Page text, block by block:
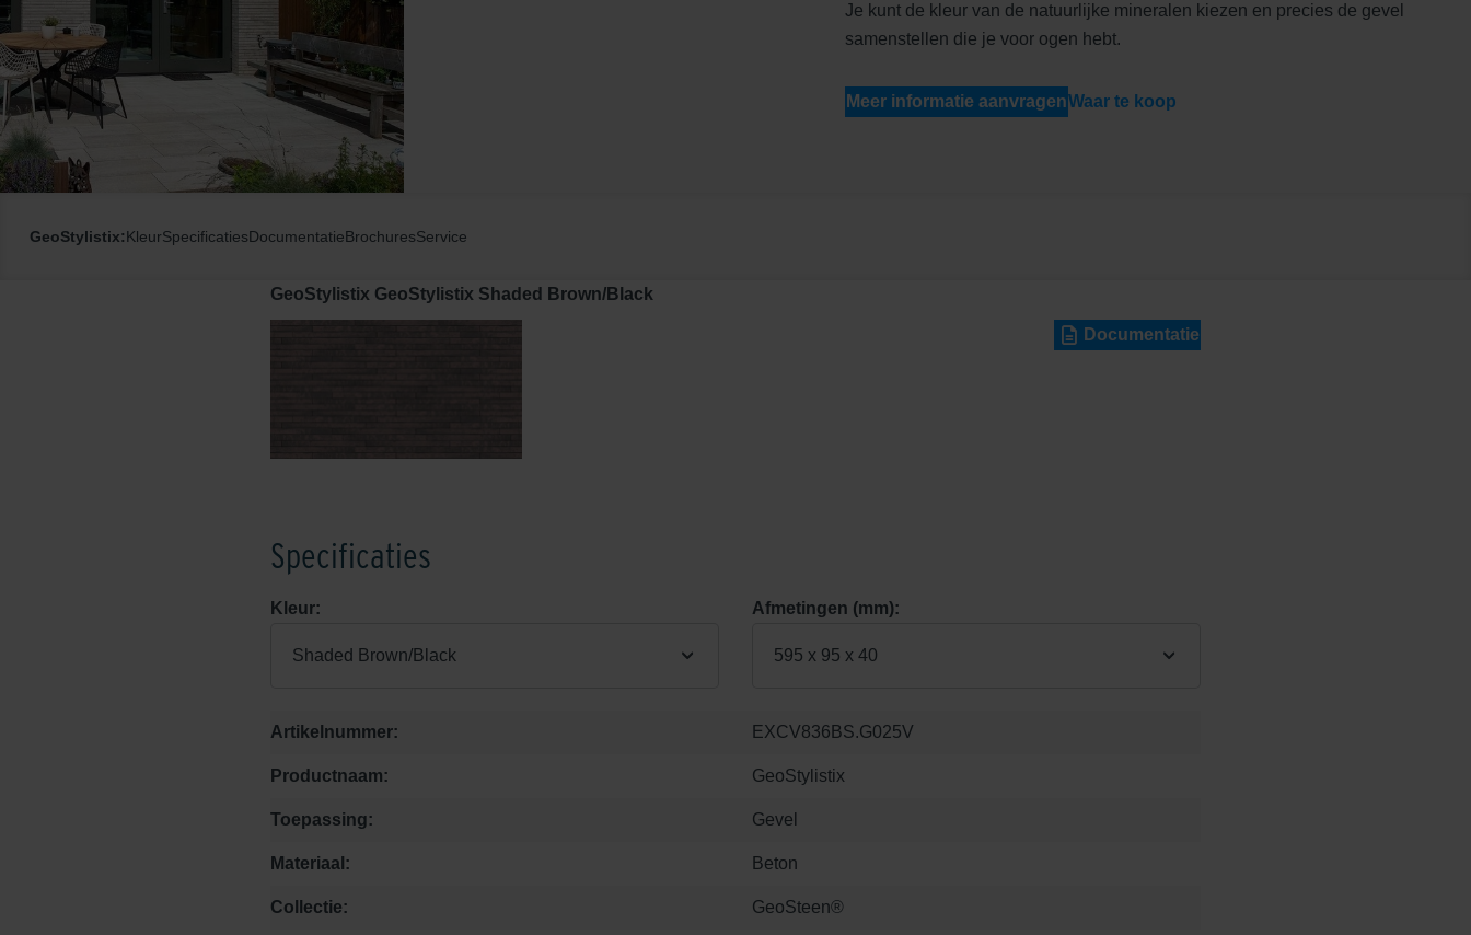
Je kunt de kleur van de natuurlijke mineralen kiezen en precies de gevel
samenstellen die je voor ogen hebt.
Meer informatie aanvragenWaar te koop
GeoStylistix:KleurSpecificatiesDocumentatieBrochuresService
GeoStylistix GeoStylistix Shaded Brown/Black
Documentatie
Specificaties
Kleur:
Shaded Brown/Black
Afmetingen (mm):
595 x 95 x 40
Artikelnummer: EXCV836BS.G025V
Productnaam: GeoStylistix
Toepassing: Gevel
Materiaal: Beton
Collectie: GeoSteen®